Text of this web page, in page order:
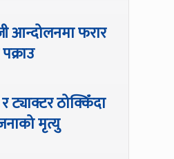
आन्दोलनमा फरार
ट्याक्टर ठोक्किँदा
मृत्यु